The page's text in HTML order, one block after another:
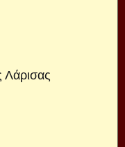
Λάρισας